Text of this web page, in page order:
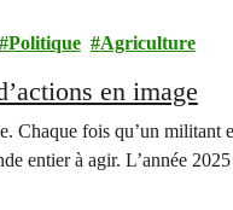
Politique Agriculture
en image
Chaque fois qu’un
entier à agir. L’année